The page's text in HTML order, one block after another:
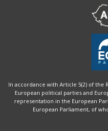
In accordance with Article 5(2) of the
European political parties and
representation in the European
European Parliament, of